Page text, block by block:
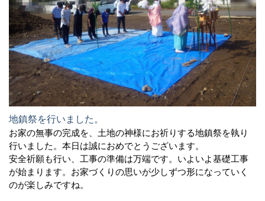
地鎮祭を行いました。
お家の無事の完成を、土地の神様にお祈りする地鎮祭を執り
行いました。本日は誠におめでとうございます。
安全祈願も行い、工事の準備は万端です。いよいよ基礎工事
が始まります。お家づくりの思いが少しずつ形になっていく
のが楽しみですね。